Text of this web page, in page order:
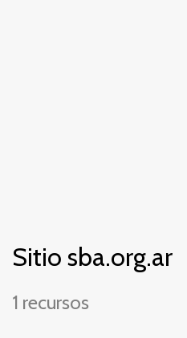
Sitio sba.org.ar
1 recursos